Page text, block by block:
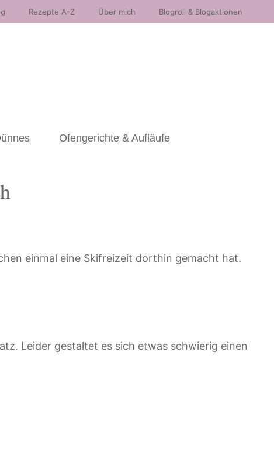
Rezepte A-Z Über mich Blogroll & Blogaktionen
Ofengerichte & Aufläufe
einmal eine Skifreizeit dorthin gemacht hat.
Leider gestaltet es sich etwas schwierig einen